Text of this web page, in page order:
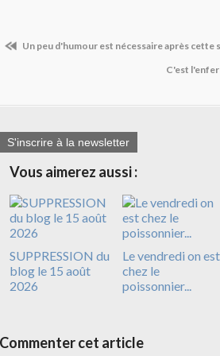
Un peu d'humour est nécessaire après cette
C'est
S'inscrire à la newsletter
Vous aimerez aussi :
SUPPRESSION du
blog le 15 août
2026
Le vendredi on est
chez le
poissonnier...
Commenter cet article